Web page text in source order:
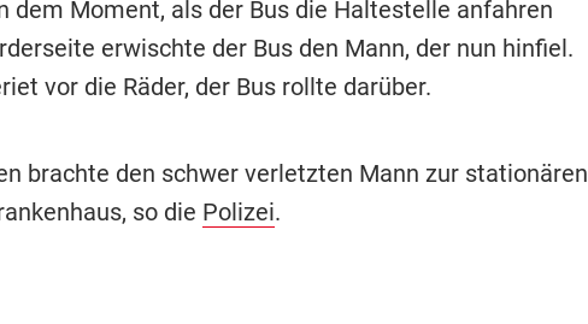
dem Moment, als der Bus die Haltestelle anfahren
erwischte der Bus den Mann, der nun hinfiel.
vor die Räder, der Bus rollte darüber.
brachte den schwer verletzten Mann zur stationären
so die Polizei.